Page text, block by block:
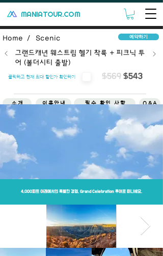
MANIATOUR.COM
Home / 예약하기
Scenic
그랜드캐년 웨스트림 헬기 착륙 + 피크닉 투
어 (볼더시티 출발)
클릭하고 현재 최대 할인가 확인하기 $569 $543
소개 이용안내 필수 확인 사항 Q&A
취소/환불
4,000피트 아래에서의 특별한 경험, Grand Celebration 투어로 떠나세요.